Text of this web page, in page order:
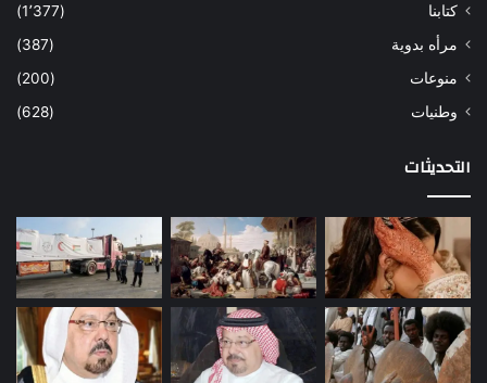
كتابنا
(1٬377)
مرأه بدوية
(387)
منوعات
(200)
وطنيات
(628)
التحديثات